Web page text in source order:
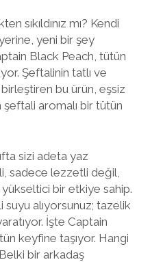
sıkıldınız mı? Kendi
yeni bir şey
Black Peach, tütün
Şeftalinin tatlı ve
birleştiren bu ürün, eşsiz
aromalı bir tütün
sizi adeta yaz
sadece lezzetli değil,
yükseltici bir etkiye sahip.
alıyorsunuz; tazelik
İşte Captain
keyfine taşıyor. Hangi
bir arkadaş